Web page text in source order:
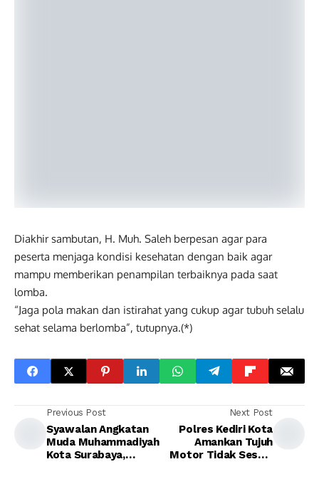
Diakhir sambutan, H. Muh. Saleh berpesan agar para
peserta menjaga kondisi kesehatan dengan baik agar
mampu memberikan penampilan terbaiknya pada saat
lomba.
“Jaga pola makan dan istirahat yang cukup agar tubuh selalu
sehat selama berlomba”, tutupnya.(*)
Previous Post
Syawalan Angkatan
Muda Muhammadiyah
Kota Surabaya,
Next Post
Polres Kediri Kota
Amankan Tujuh
Motor Tidak Sesuai